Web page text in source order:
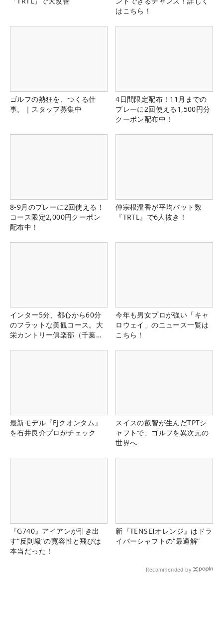
はこちら！
ゴルフの熱狂を、つくる仕
事。｜スタッフ募集中
4日間限定配布！11月までの
プレーに2回使える1,500円分
クーポン配布中！
8-9月のプレーに2回使える！
コース限定2,000円クーポン
配布中！
仲宗根澄香が平均パット数
『TRTL』で6人抜き！
インター5分、都心から60分
のフラットな美観コース。大
栄カントリー俱楽部（千葉
今年も男女プロが強い「キャ
ロウェイ」のニュース一覧は
こちら！
最新モデル『FJクオンタム』
を石井良介プロがチェック
スイスの叡智が生んだTPTシ
ャフトで、ゴルフを異次元の
世界へ
『G740』アイアンが引き出
す“反則級”の寛容性と飛びは
本当だった！
新『TENSEIオレンジ』はドラ
イバーシャフトの“最適解”
Recommended by